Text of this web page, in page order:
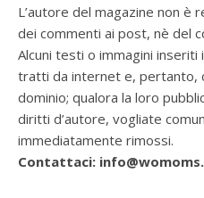
L’autore del magazine non è
dei commenti ai post, nè del
Alcuni testi o immagini
tratti da internet e, pertanto,
dominio; qualora la loro
diritti d’autore, vogliate
immediatamente rimossi.
Contattaci: